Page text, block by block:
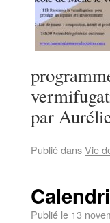
par
Publié dansVie
Publié le 13